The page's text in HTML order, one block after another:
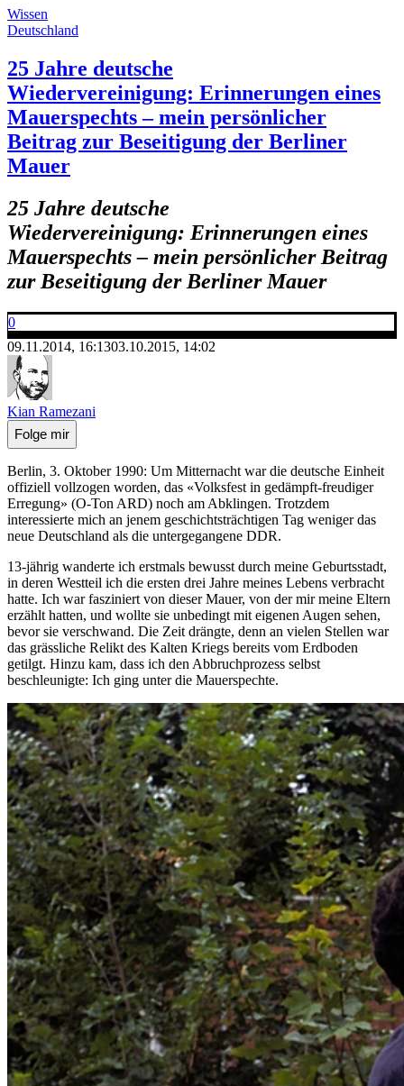
Wissen
Deutschland
25 Jahre deutsche
Wiedervereinigung: Erinnerungen eines
Mauerspechts – mein persönlicher
Beitrag zur Beseitigung der Berliner
Mauer
25 Jahre deutsche
Wiedervereinigung: Erinnerungen eines
Mauerspechts – mein persönlicher Beitrag
zur Beseitigung der Berliner Mauer
0
09.11.2014, 16:1303.10.2015, 14:02
Kian Ramezani
Folge mir
Berlin, 3. Oktober 1990: Um Mitternacht war die deutsche Einheit
offiziell vollzogen worden, das «Volksfest in gedämpft-freudiger
Erregung» (O-Ton ARD) noch am Abklingen. Trotzdem
interessierte mich an jenem geschichtsträchtigen Tag weniger das
neue Deutschland als die untergegangene DDR.
13-jährig wanderte ich erstmals bewusst durch meine Geburtsstadt,
in deren Westteil ich die ersten drei Jahre meines Lebens verbracht
hatte. Ich war fasziniert von dieser Mauer, von der mir meine Eltern
erzählt hatten, und wollte sie unbedingt mit eigenen Augen sehen,
bevor sie verschwand. Die Zeit drängte, denn an vielen Stellen war
das grässliche Relikt des Kalten Kriegs bereits vom Erdboden
getilgt. Hinzu kam, dass ich den Abbruchprozess selbst
beschleunigte: Ich ging unter die Mauerspechte.